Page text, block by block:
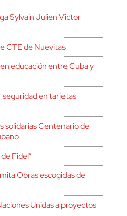
Sylvain Julien Victor
CTE de Nuevitas
educación entre Cuba y
seguridad en tarjetas
solidarias Centenario de
Fidel”
Obras escogidas de
Unidas a proyectos